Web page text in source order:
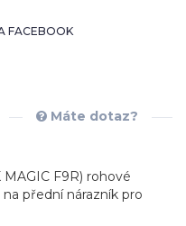
FACEBOOK
Máte dotaz?
F9R) rohové
přední nárazník pro